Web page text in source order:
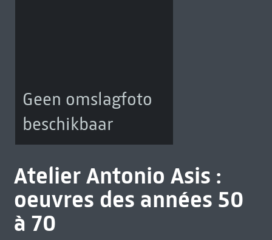
Geen omslagfoto
beschikbaar
Atelier Antonio Asis :
oeuvres des années 50
à 70